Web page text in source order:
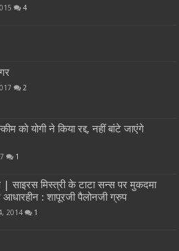
4
2
को योगी ने किया रद्द, नहीं बांटे जाएंगे
1
साइरस मिस्त्री के टाटा सन्स पर मुकदमा
: शापूरजी पैलोनजी ग्रुप
2014 1